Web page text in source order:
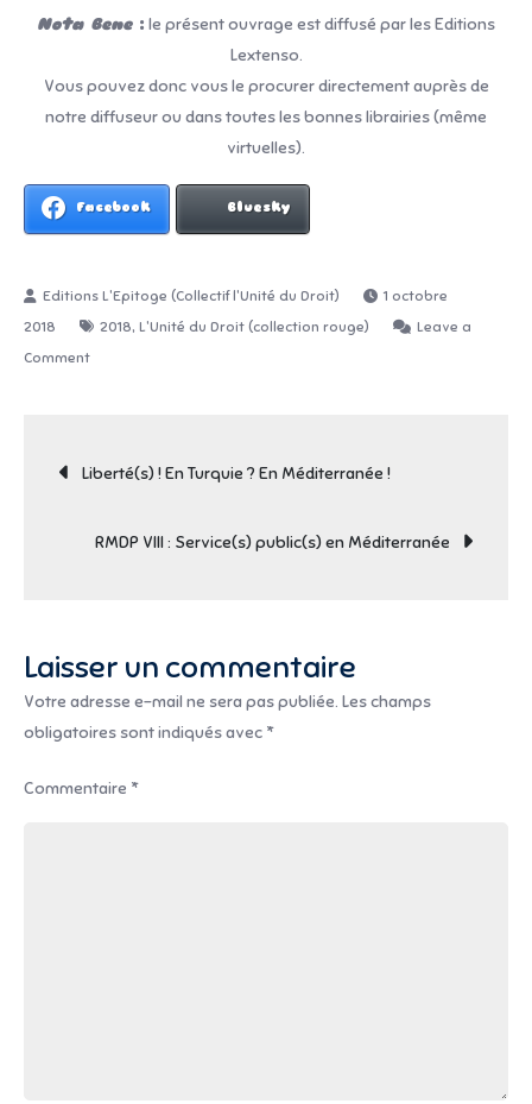
Nota Bene: le présent ouvrage est diffusé par les Editions
Lextenso.
Vous pouvez donc vous le procurer directement auprès de
notre diffuseur ou dans toutes les bonnes librairies (même
virtuelles).
Facebook Bluesky
1 octobre
2018
2018, L'Unité du Droit (collection rouge)
Leave a
Commenton
Navigation
de
Liberté(s) ! En Turquie ? En Méditerranée !
RMDP VIII : Service(s) public(s) en Méditerranée
Laisser un commentaire
Votre adresse e-mail ne sera pas publiée. Les champs
obligatoires sont indiqués avec *
Commentaire *